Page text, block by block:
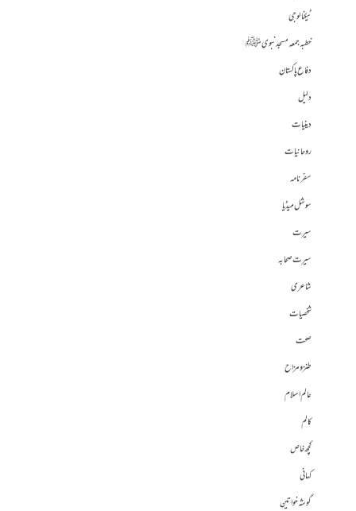
ٹیکنالوجی
خطبہ جمعہ مسجد نبوی ﷺ
دفاع پاکستان
دلیل
دینیات
روحانیات
سفرنامہ
سوشل میڈیا
سیرت
سیرت صحابہ
شاعری
شخصیات
صحت
طنز و مزاح
عالم اسلام
کالم
کچھ خاص
کہانی
گوشہ خواتین